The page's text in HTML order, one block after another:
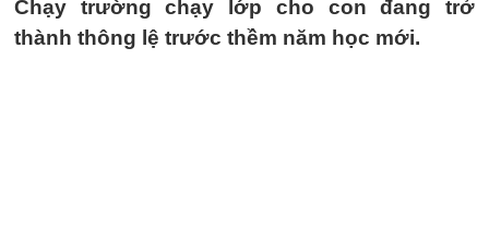
Chạy trường chạy lớp cho con đang trở
thành thông lệ trước thềm năm học mới.